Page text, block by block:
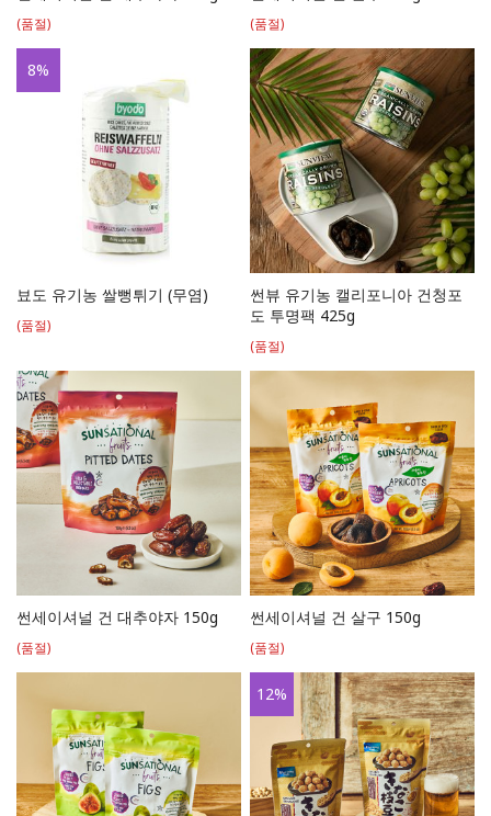
(품절) (품절)
8%
뵤도 유기농 쌀뻥튀기 (무염)
(품절)
썬뷰 유기농 캘리포니아 건청포
도 투명팩 425g
(품절)
썬세이셔널 건 대추야자 150g
(품절)
썬세이셔널 건 살구 150g
(품절)
12%